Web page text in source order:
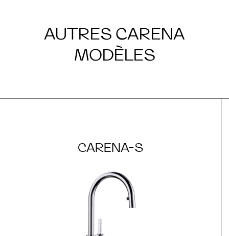
AUTRES CARENA
MODÈLES
CARENA-S